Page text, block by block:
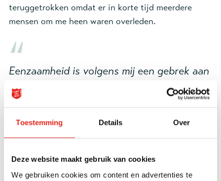
Toestemming Details Over
Deze website maakt gebruik van cookies
We gebruiken cookies om content en advertenties te
teruggetrokken omdat er in korte tijd meerdere
mensen om me heen waren overleden.
Eenzaamheid is volgens mij een gebrek aan
connectie, met anderen of jezelf.
Dat zie ik ook in die rare artiestenwereld waarin ik
instant succes, wat meestal maar van korte duur is.
Dan ligt eenzaamheid op de loer en raak je –